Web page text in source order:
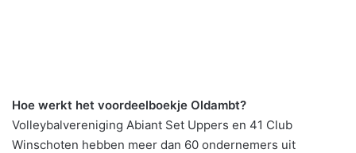
Hoe werkt het voordeelboekje Oldambt?
Volleybalvereniging Abiant Set Uppers en 41 Club
Winschoten hebben meer dan 60 ondernemers uit